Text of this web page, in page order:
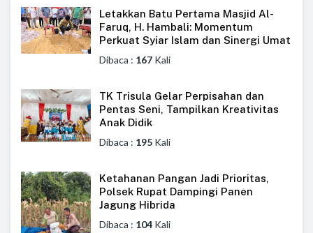
Letakkan Batu Pertama Masjid Al-
Faruq, H. Hambali: Momentum
Perkuat Syiar Islam dan Sinergi Umat
Dibaca : 167 Kali
TK Trisula Gelar Perpisahan dan
Pentas Seni, Tampilkan Kreativitas
Anak Didik
Dibaca : 195 Kali
Ketahanan Pangan Jadi Prioritas,
Polsek Rupat Dampingi Panen
Jagung Hibrida
Dibaca : 104 Kali